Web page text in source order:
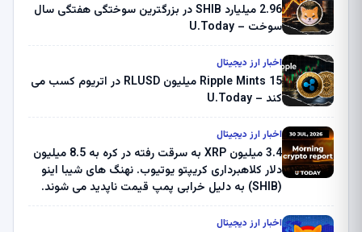
2.96 میلیارد SHIB در بزرگترین سوختگی هفتگی سال
سوخت – U.Today
اخبار ارز دیجیتال
Ripple Mints 15 میلیون RLUSD در اتریوم کسب می
کند – U.Today
اخبار ارز دیجیتال
3.4 میلیون XRP به سرقت رفته در کره به 8.5 میلیون
دلار کلاهبرداری کریپتو یوتیوب. نهنگ های شیبا اینو
(SHIB) به دلیل خرابی پمپ قیمت ناپدید می شوند.
ثبت کرد – گزارش کریپتو صبح – U.Today
اخبار ارز دیجیتال